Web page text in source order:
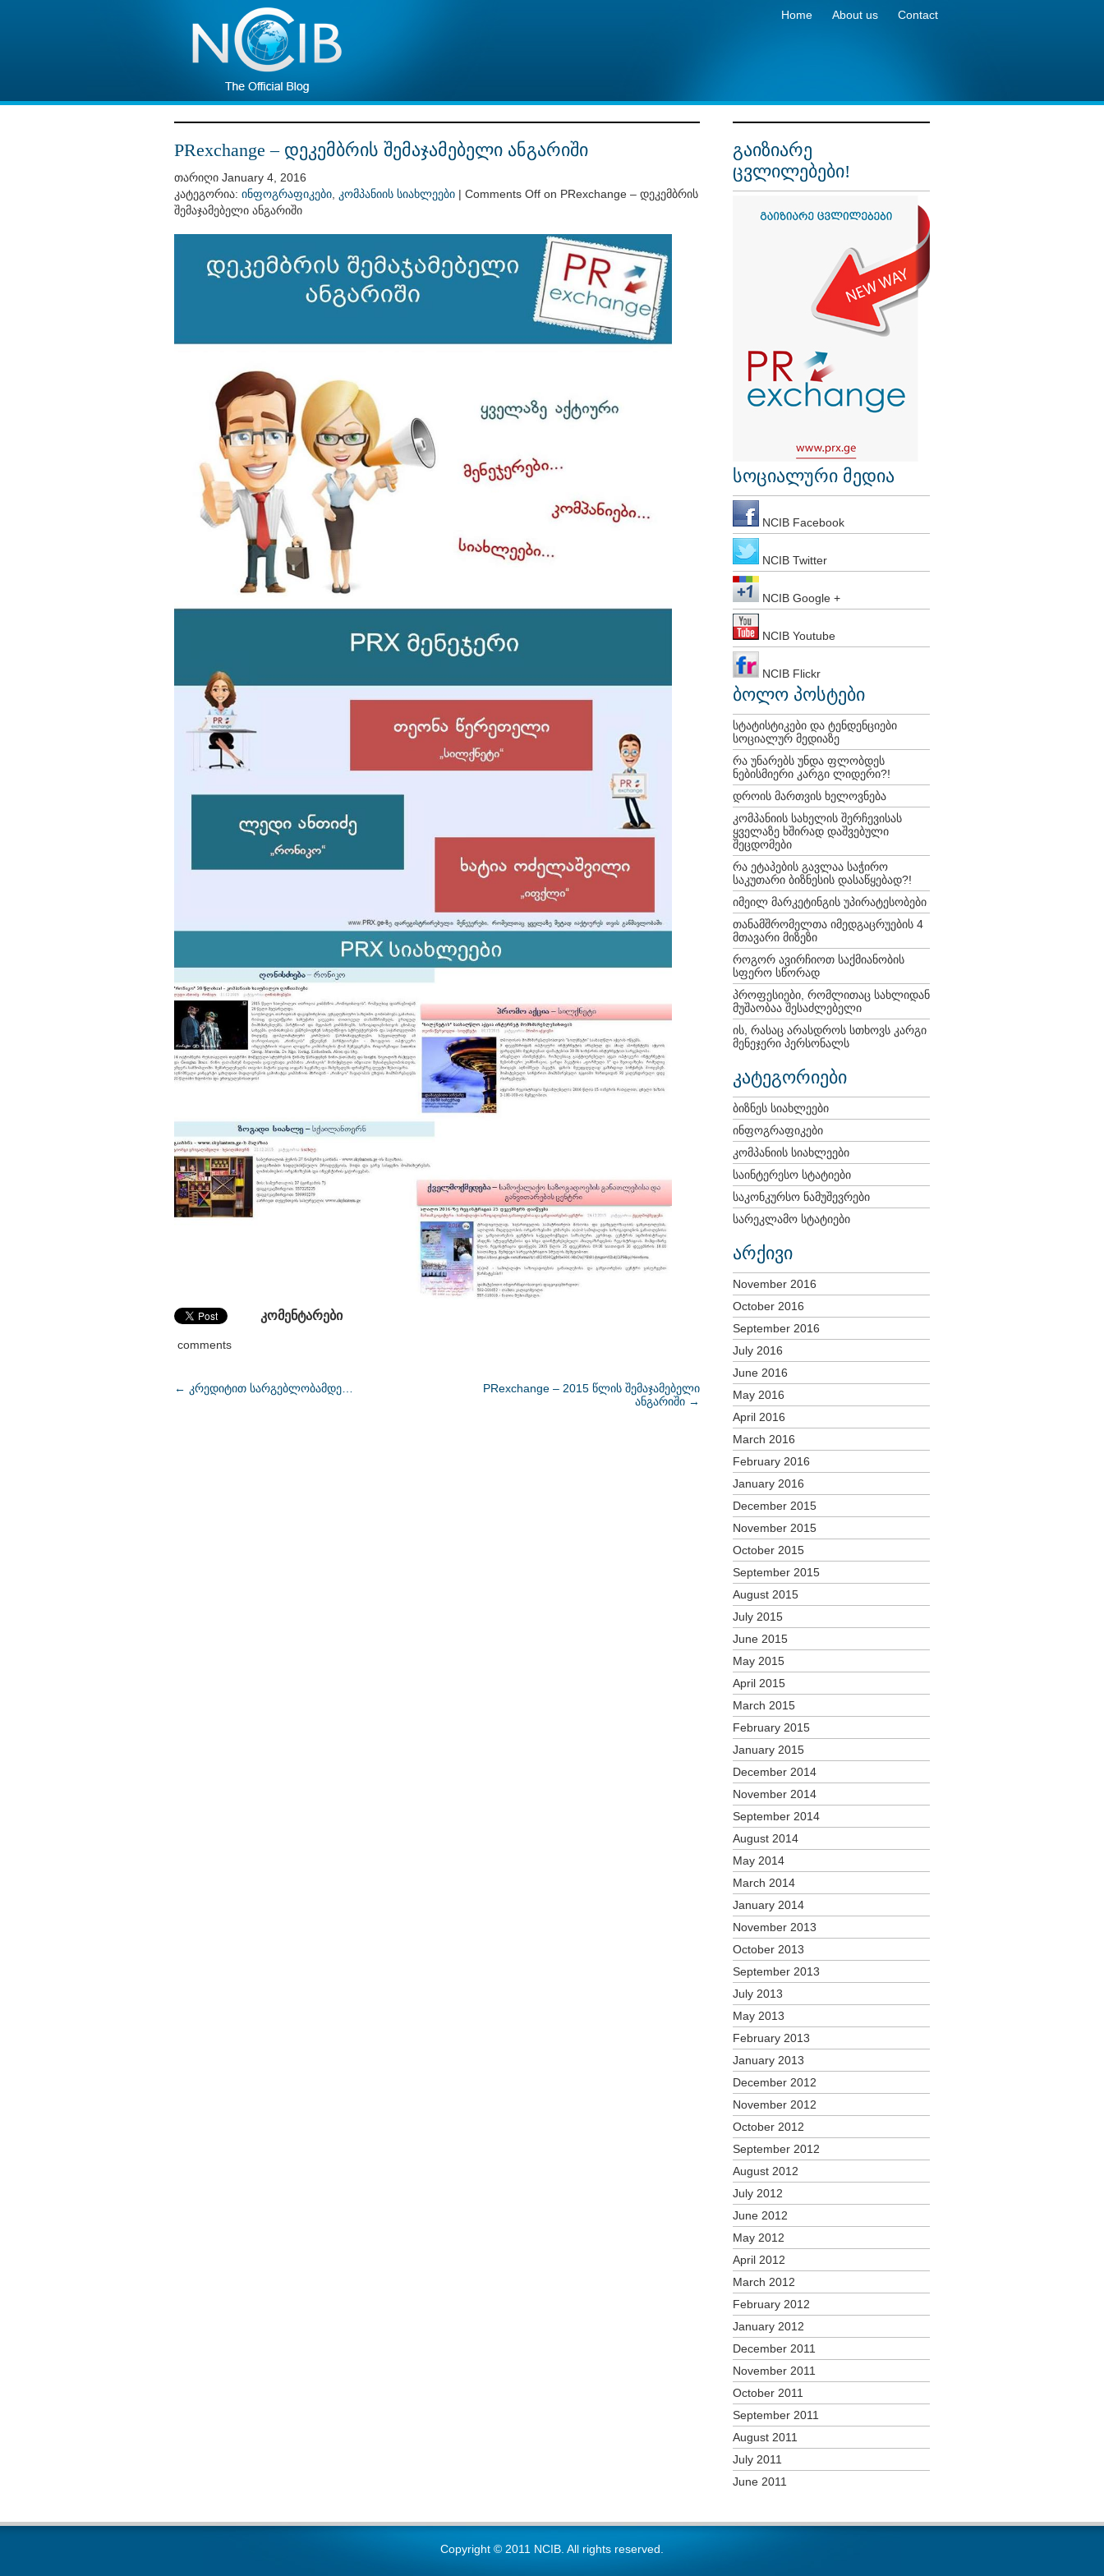
Home About us Contact
PRexchange – დეკემბრის შემაჯამებელი ანგარიში
თარიღი January 4, 2016
კატეგორია: ინფოგრაფიკები კომპანიის სიახლეები | Comments Off on PRexchange – დეკემბრის
შემაჯამებელი ანგარიში
კომენტარები
comments
← კრედიტით სარგებლობამდე…
PRexchange – 2015 წლის შემაჯამებელი
ანგარიში →
გაიზიარე
ცვლილებები!
სოციალური მედია
NCIB Facebook
NCIB Twitter
NCIB Google +
NCIB Youtube
NCIB Flickr
ბოლო პოსტები
სტატისტიკები და ტენდენციები
სოციალურ მედიაზე
რა უნარებს უნდა ფლობდეს
ნებისმიერი კარგი ლიდერი?!
დროის მართვის ხელოვნება
კომპანიის სახელის შერჩევისას
ყველაზე ხშირად დაშვებული
შეცდომები
რა ეტაპების გავლაა საჭირო
საკუთარი ბიზნესის დასაწყებად?!
იმეილ მარკეტინგის უპირატესობები
თანამშრომელთა იმედგაცრუების 4
მთავარი მიზეზი
როგორ ავირჩიოთ საქმიანობის
სფერო სწორად
პროფესიები, რომლითაც სახლიდან
მუშაობაა შესაძლებელი
ის, რასაც არასდროს სთხოვს კარგი
მენეჯერი პერსონალს
კატეგორიები
ბიზნეს სიახლეები
ინფოგრაფიკები
კომპანიის სიახლეები
საინტერესო სტატიები
საკონკურსო ნამუშევრები
სარეკლამო სტატიები
არქივი
November 2016
October 2016
September 2016
July 2016
June 2016
May 2016
April 2016
March 2016
February 2016
January 2016
December 2015
November 2015
October 2015
September 2015
August 2015
July 2015
June 2015
May 2015
April 2015
March 2015
February 2015
January 2015
December 2014
November 2014
September 2014
August 2014
May 2014
March 2014
January 2014
November 2013
October 2013
September 2013
July 2013
May 2013
February 2013
January 2013
December 2012
November 2012
October 2012
September 2012
August 2012
July 2012
June 2012
May 2012
April 2012
March 2012
February 2012
January 2012
December 2011
November 2011
October 2011
September 2011
August 2011
July 2011
June 2011
Copyright © 2011 NCIB. All rights reserved.